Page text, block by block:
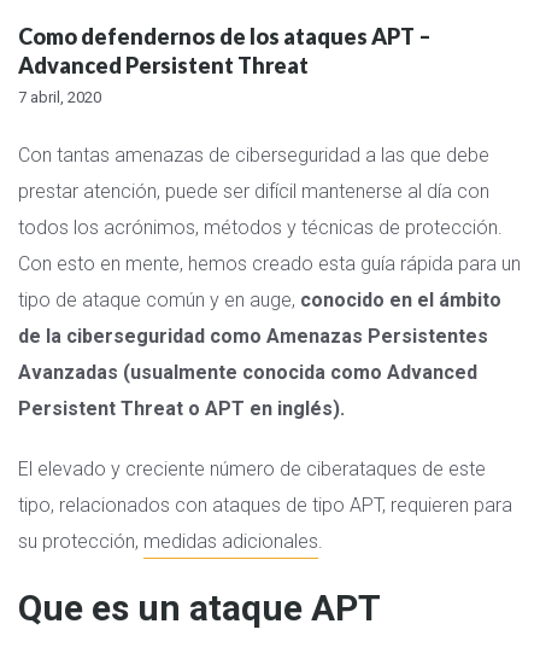
Como defendernos de los ataques APT –
Advanced Persistent Threat
7 abril, 2020
Con tantas amenazas de ciberseguridad a las que debe
prestar atención, puede ser difícil mantenerse al día con
todos los acrónimos, métodos y técnicas de protección.
Con esto en mente, hemos creado esta guía rápida para un
tipo de ataque común y en auge, conocido en el ámbito
de la ciberseguridad como Amenazas Persistentes
Avanzadas (usualmente conocida como Advanced
Persistent Threat o APT en inglés).
El elevado y creciente número de ciberataques de este
tipo, relacionados con ataques de tipo APT, requieren para
su protección, medidas adicionales
Que es un ataque APT